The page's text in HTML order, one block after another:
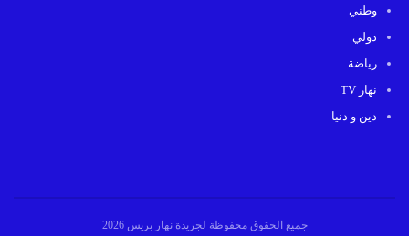
وطني
دولي
رياضة
نهار TV
دين و دنيا
جميع الحقوق محفوظة لجريدة نهار بريس 2026